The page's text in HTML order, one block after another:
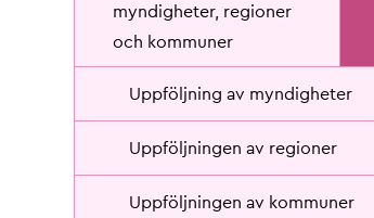
myndigheter, regioner
och kommuner
Uppföljning av myndigheter
Uppföljningen av regioner
Uppföljningen av kommuner